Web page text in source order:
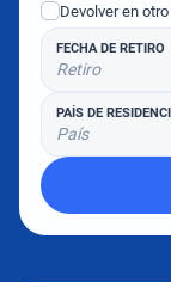
Devolver en
FECHA DE RETIRO
Retiro
PAÍS DE
País